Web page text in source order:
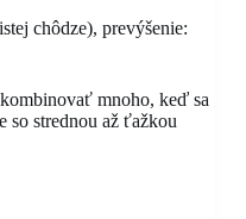
chôdze), prevýšenie:
mnoho, keď sa
so strednou až ťažkou